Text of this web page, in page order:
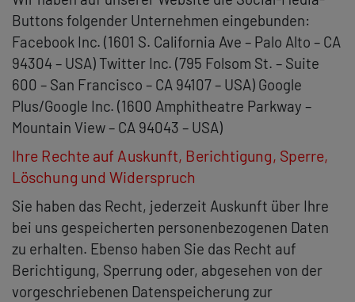
Buttons folgender Unternehmen eingebunden:
Facebook Inc. (1601 S. California Ave – Palo Alto – CA
94304 – USA) Twitter Inc. (795 Folsom St. – Suite
600 – San Francisco – CA 94107 – USA) Google
Plus/Google Inc. (1600 Amphitheatre Parkway –
Mountain View – CA 94043 – USA)
Ihre Rechte auf Auskunft, Berichtigung, Sperre,
Löschung und Widerspruch
Sie haben das Recht, jederzeit Auskunft über Ihre
bei uns gespeicherten personenbezogenen Daten
zu erhalten. Ebenso haben Sie das Recht auf
Berichtigung, Sperrung oder, abgesehen von der
vorgeschriebenen Datenspeicherung zur